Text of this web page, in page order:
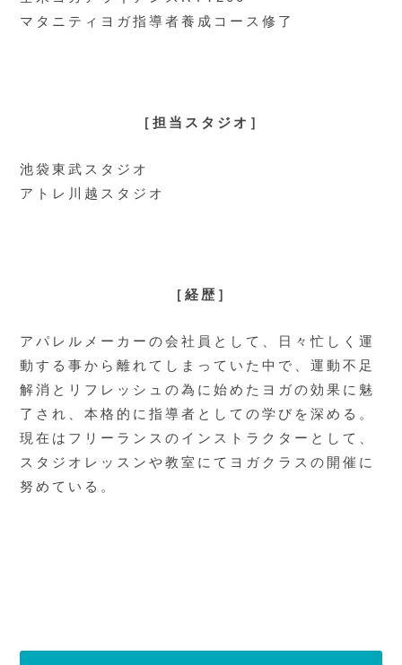
マタニティヨガ指導者養成コース修了
［担当スタジオ］
池袋東武スタジオ
アトレ川越スタジオ
［経歴］
アパレルメーカーの会社員として、日々忙しく運
動する事から離れてしまっていた中で、運動不足
解消とリフレッシュの為に始めたヨガの効果に魅
了され、本格的に指導者としての学びを深める。
現在はフリーランスのインストラクターとして、
スタジオレッスンや教室にてヨガクラスの開催に
努めている。